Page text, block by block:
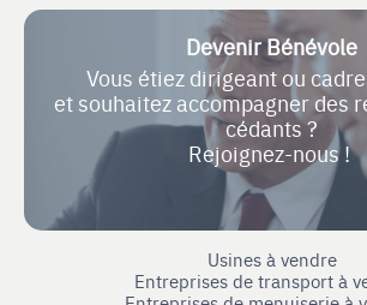
Devenir Bénévole
Vous étiez dirigeant ou
et souhaitez accompagner des
cédants ?
Rejoignez-nous !
Usines à vendre
Entreprises de transport à